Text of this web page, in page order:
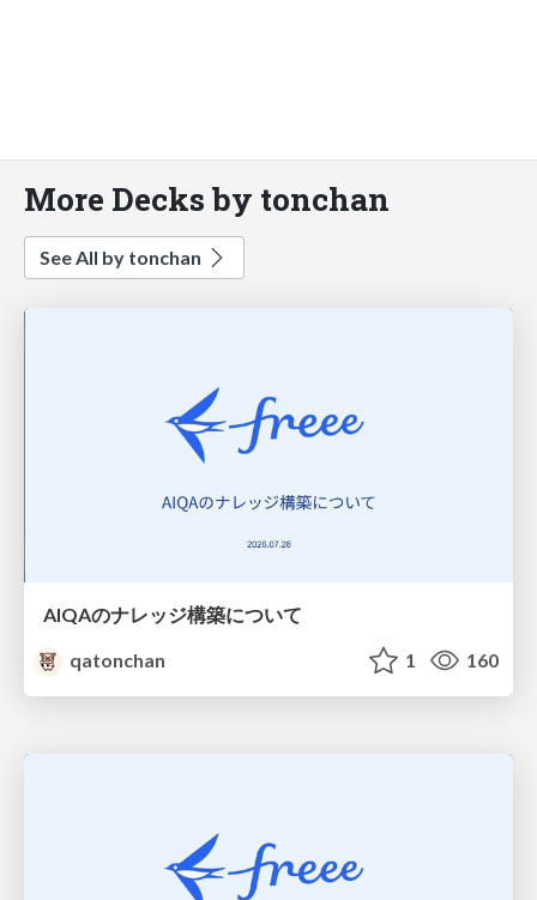
More Decks by tonchan
See All by tonchan
AIQAのナレッジ構築について
qatonchan
1 160